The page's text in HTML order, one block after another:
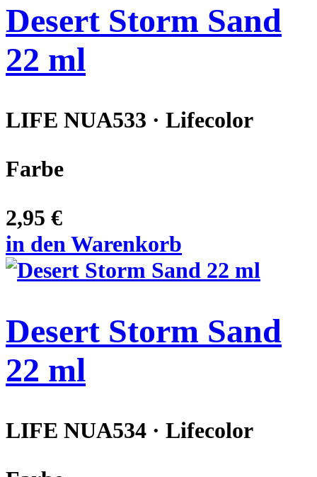
Desert Storm Sand
22 ml
LIFE NUA533 · Lifecolor
Farbe
2,95 €
in den Warenkorb
Desert Storm Sand
22 ml
LIFE NUA534 · Lifecolor